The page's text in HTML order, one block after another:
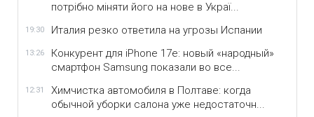
потрібно міняти його на нове в Украї...
19:30 Италия резко ответила на угрозы Испании
13:26
Конкурент для iPhone 17e: новый «народный»
смартфон Samsung показали во все...
12:31
Химчистка автомобиля в Полтаве: когда
обычной уборки салона уже недостаточн...